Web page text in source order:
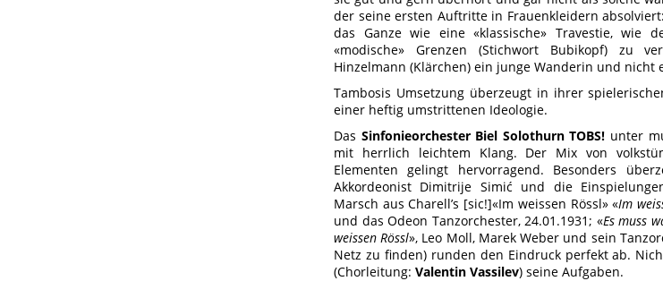
der seine ersten Auftritte in Frauenkleidern
das Ganze wie eine «klassische» Travestie, wie
«modische» Grenzen (Stichwort Bubikopf) zu
Hinzelmann (Klärchen) ein junge Wanderin und nicht
Tambosis Umsetzung überzeugt in ihrer
einer heftig umstrittenen Ideologie.
Das Sinfonieorchester Biel Solothurn TOBS! unter
mit herrlich leichtem Klang. Der Mix von
Elementen gelingt hervorragend. Besonders
Akkordeonist Dimitrije Simić und die
Marsch aus Charell’s [sic!]«Im weissen Rössl» «Im
und das Odeon Tanzorchester, 24.01.1931; «Es muss
weissen Rössl», Leo Moll, Marek Weber und sein
Netz zu finden) runden den Eindruck perfekt ab.
(Chorleitung: Valentin Vassilev) seine Aufgaben.